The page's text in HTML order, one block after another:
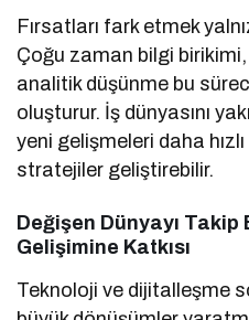
Fırsatları fark etmek
Çoğu zaman bilgi
analitik düşünme bu
oluşturur. İş dünyasını
yeni gelişmeleri daha
stratejiler geliştirebilir.
Değişen Dünyayı
Gelişimine Katkısı
Teknoloji ve dijitalleşme